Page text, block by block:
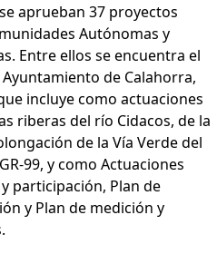
aprueban 37 proyectos
Autónomas y
Entre ellos se encuentra el
de Calahorra,
incluye como actuaciones
riberas del río Cidacos, de la
de la Vía Verde del
99, y como Actuaciones
participación, Plan de
y Plan de medición y